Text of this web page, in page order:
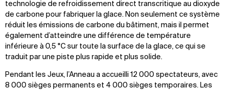
technologie de refroidissement direct transcritique au dioxyde
de carbone pour fabriquer la glace. Non seulement ce système
réduit les émissions de carbone du bâtiment, mais il permet
également d’atteindre une différence de température
inférieure à 0,5 °C sur toute la surface de la glace, ce qui se
traduit par une piste plus rapide et plus solide.
Pendant les Jeux, l’Anneau a accueilli 12 000 spectateurs, avec
8 000 sièges permanents et 4 000 sièges temporaires. Les